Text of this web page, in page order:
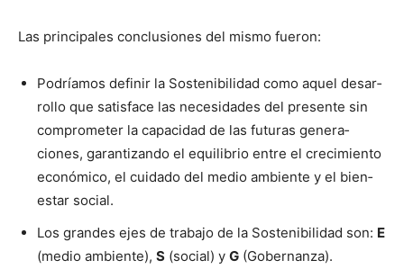
Las prin­ci­pales con­clu­siones del mis­mo fueron:
Podríamos definir la Sosteni­bil­i­dad como aquel desar­
rol­lo que sat­is­face las necesi­dades del pre­sente sin
com­pro­m­e­ter la capaci­dad de las futuras gen­era­
ciones, garan­ti­zan­do el equi­lib­rio entre el crec­imien­to
económi­co, el cuida­do del medio ambi­ente y el bien­
es­tar social.
Los grandes ejes de tra­ba­jo de la Sosteni­bil­i­dad son: E
(medio ambi­ente), S (social) y G (Gob­er­nan­za).